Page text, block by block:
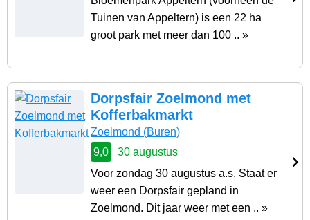
Tuinen van Appeltern) is een 22 ha
groot park met meer dan 100 .. »
Dorpsfair Zoelmond met
Kofferbakmarkt
Zoelmond (Buren)
9,0
30 augustus
Voor zondag 30 augustus a.s. Staat er
weer een Dorpsfair gepland in
Zoelmond. Dit jaar weer met een .. »